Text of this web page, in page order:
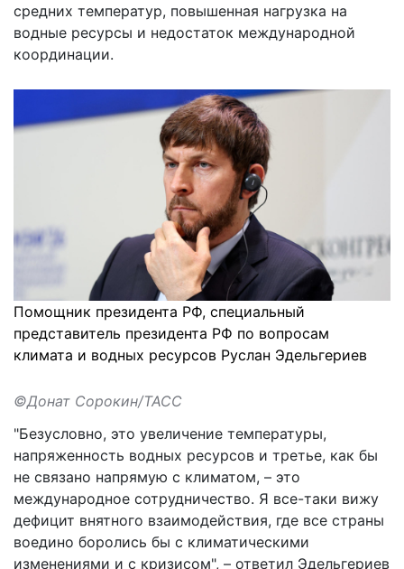
средних температур, повышенная нагрузка на
водные ресурсы и недостаток международной
координации.
Помощник президента РФ, специальный
представитель президента РФ по вопросам
климата и водных ресурсов Руслан Эдельгериев
©Донат Сорокин/ТАСС
"Безусловно, это увеличение температуры,
напряженность водных ресурсов и третье, как бы
не связано напрямую с климатом, – это
международное сотрудничество. Я все-таки вижу
дефицит внятного взаимодействия, где все страны
воедино боролись бы с климатическими
изменениями и с кризисом", – ответил Эдельгериев